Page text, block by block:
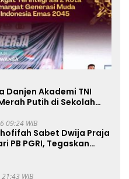
Danjen Akademi TNI
Putih di Sekolah
Terwujudnya
09:24 WIB
Sabet Dwija Praja
PB PGRI, Tegaskan
WIB